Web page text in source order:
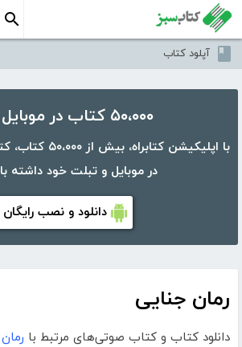
آپلود کتاب
۵۰،۰۰۰ کتاب در موبایل شما
با اپلیکیشن
در موبایل و تبلت خود داشته
دانلود و نصب رایگان
رمان جنایی
دانلود کتاب و کتاب صوتی‌های مرتبط با